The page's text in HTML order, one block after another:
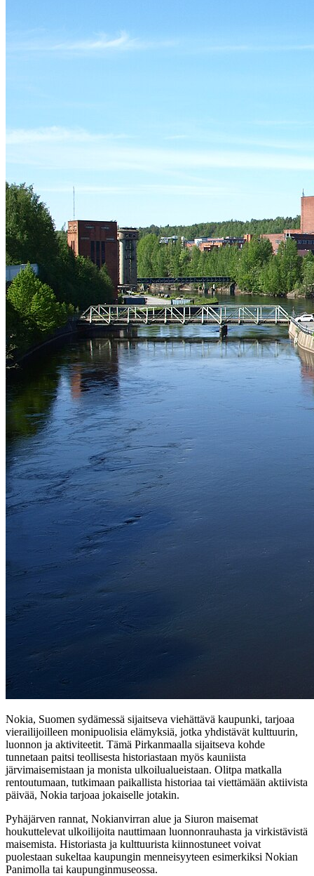
Nokia, Suomen sydämessä sijaitseva viehättävä kaupunki, tarjoaa
vierailijoilleen monipuolisia elämyksiä, jotka yhdistävät kulttuurin,
luonnon ja aktiviteetit. Tämä Pirkanmaalla sijaitseva kohde
tunnetaan paitsi teollisesta historiastaan myös kauniista
järvimaisemistaan ja monista ulkoilualueistaan. Olitpa matkalla
rentoutumaan, tutkimaan paikallista historiaa tai viettämään aktiivista
päivää, Nokia tarjoaa jokaiselle jotakin.
Pyhäjärven rannat, Nokianvirran alue ja Siuron maisemat
houkuttelevat ulkoilijoita nauttimaan luonnonrauhasta ja virkistävistä
maisemista. Historiasta ja kulttuurista kiinnostuneet voivat
puolestaan sukeltaa kaupungin menneisyyteen esimerkiksi Nokian
Panimolla tai kaupunginmuseossa.